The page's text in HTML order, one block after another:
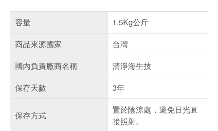
容量
1.5Kg公斤
商品來源國家
台灣
國內負責廠商名稱
清淨海生技
保存天數
3年
保存方式
置於陰涼處，避免日光直
接照射。